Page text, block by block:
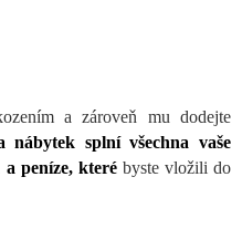
a zároveň mu dodejte
nábytek splní všechna vaše
peníze, které byste vložili do